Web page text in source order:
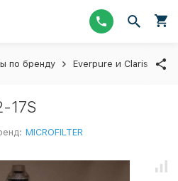
по бренду Everpure и Claris
17S
MICROFILTER